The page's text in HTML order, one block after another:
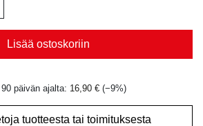
Lisää ostoskoriin
päivän ajalta: 16,90 € (−9%)
tuotteesta tai toimituksesta